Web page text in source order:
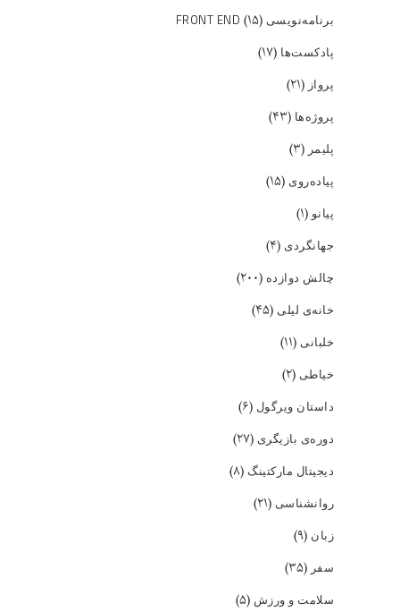
برنامه‌نویسی FRONT END (۱۵)
پادکست‌ها (۱۷)
پرواز (۲۱)
پروژه‌ها (۴۳)
پلیمر (۳)
پیاده‌روی (۱۵)
پیانو(۱)
جهانگردی (۴)
چالش دوازده (۲۰۰)
خانه‌ی لیلی (۴۵)
خلبانی (۱۱)
خیاطی (۲)
داستان ویرگول (۶)
دوره‌ی بازیگری (۲۷)
دیجیتال مارکتینگ (۸)
روانشناسی (۲۱)
زبان (۹)
سفر (۳۵)
سلامت و ورزش (۵)